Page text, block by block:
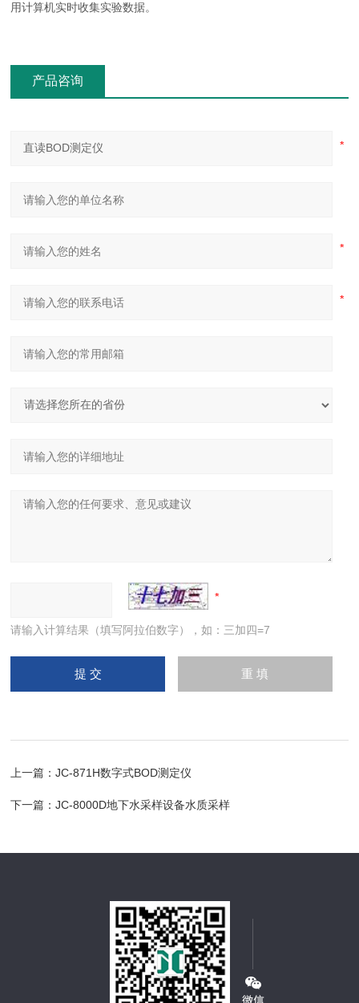
用计算机实时收集实验数据。
产品咨询
请输入计算结果（填写阿拉伯数字），如：三加四=7
上一篇：JC-871H数字式BOD测定仪
下一篇：JC-8000D地下水采样设备水质采样